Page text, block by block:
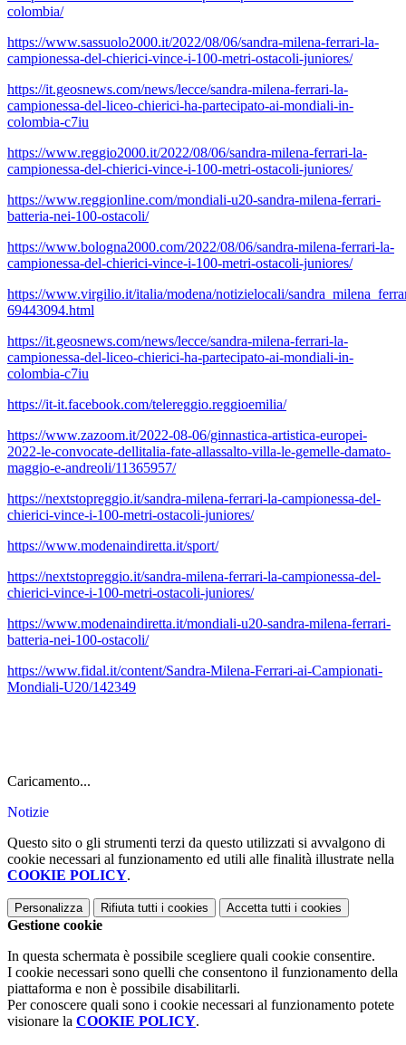
colombia/
https://www.sassuolo2000.it/2022/08/06/sandra-milena-ferrari-la-
campionessa-del-chierici-vince-i-100-metri-ostacoli-juniores/
https://it.geosnews.com/news/lecce/sandra-milena-ferrari-la-
campionessa-del-liceo-chierici-ha-partecipato-ai-mondiali-in-
colombia-c7iu
https://www.reggio2000.it/2022/08/06/sandra-milena-ferrari-la-
campionessa-del-chierici-vince-i-100-metri-ostacoli-juniores/
https://www.reggionline.com/mondiali-u20-sandra-milena-ferrari-
batteria-nei-100-ostacoli/
https://www.bologna2000.com/2022/08/06/sandra-milena-ferrari-la-
campionessa-del-chierici-vince-i-100-metri-ostacoli-juniores/
https://www.virgilio.it/italia/modena/notizielocali/
69443094.html
https://it.geosnews.com/news/lecce/sandra-milena-ferrari-la-
campionessa-del-liceo-chierici-ha-partecipato-ai-mondiali-in-
colombia-c7iu
https://it-it.facebook.com/telereggio.reggioemilia/
https://www.zazoom.it/2022-08-06/ginnastica-artistica-europei-
2022-le-convocate-dellitalia-fate-allassalto-villa-le-gemelle-damato-
maggio-e-andreoli/11365957/
https://nextstopreggio.it/sandra-milena-ferrari-la-campionessa-del-
chierici-vince-i-100-metri-ostacoli-juniores/
https://www.modenaindiretta.it/sport/
https://nextstopreggio.it/sandra-milena-ferrari-la-campionessa-del-
chierici-vince-i-100-metri-ostacoli-juniores/
https://www.modenaindiretta.it/mondiali-u20-sandra-milena-ferrari-
batteria-nei-100-ostacoli/
https://www.fidal.it/content/Sandra-Milena-Ferrari-ai-Campionati-
Mondiali-U20/142349
Caricamento...
Notizie
Questo sito o gli strumenti terzi da questo utilizzati si avvalgono di
cookie necessari al funzionamento ed utili alle finalità illustrate nella
COOKIE POLICY.
Personalizza Rifiuta tutti i cookies Accetta tutti i cookies
Gestione cookie
In questa schermata è possibile scegliere quali cookie consentire.
I cookie necessari sono quelli che consentono il funzionamento della
piattaforma e non è possibile disabilitarli.
Per conoscere quali sono i cookie necessari al funzionamento potete
visionare la COOKIE POLICY.